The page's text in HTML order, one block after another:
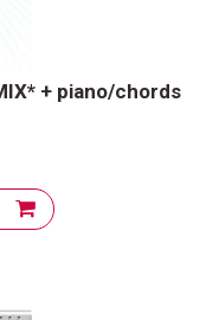
+ piano/chords